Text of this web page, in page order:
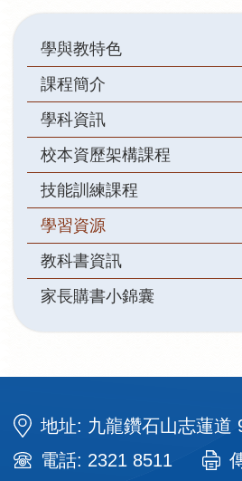
Main
navigation
學與教特色
課程簡介
學科資訊
校本資歷架構課程
技能訓練課程
學習資源
教科書資訊
家長購書小錦囊
地址: 九龍鑽石山志蓮道
電話: 2321 8511